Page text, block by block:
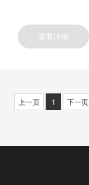
查看详情
上一页 1 下一页